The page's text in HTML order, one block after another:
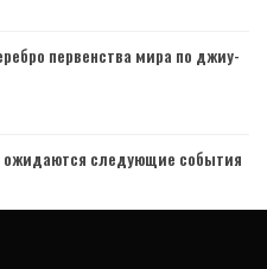
первенства мира по джиу-
ожидаются следующие события